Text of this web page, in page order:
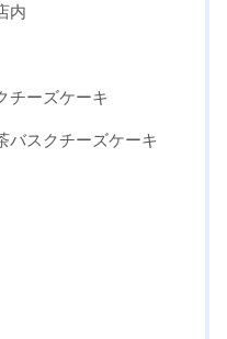
内
チーズケーキ
バスクチーズケーキ